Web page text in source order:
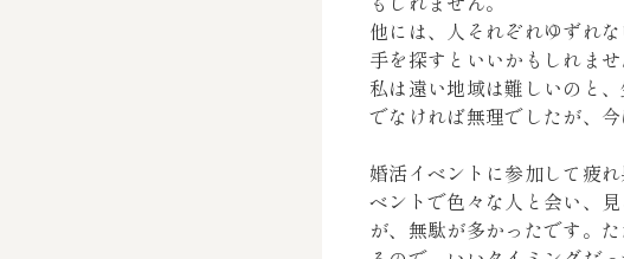
他には、人それぞれゆずれ
手を探すといいかもしれませ
私は遠い地域は難しいのと
でなければ無理でしたが、
婚活イベントに参加して疲
ベントで色々な人と会い、
が、無駄が多かったです。